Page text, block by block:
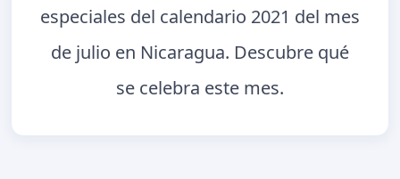
especiales del calendario 2021 del mes
de julio en Nicaragua. Descubre qué
se celebra este mes.